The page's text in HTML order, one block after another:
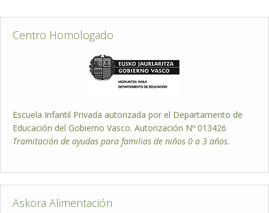
Centro Homologado
Escuela Infantil Privada autorizada por el Departamento de
Educación del Gobierno Vasco. Autorización Nº 013426
Tramitación de ayudas para familias de niños 0 a 3 años.
Askora Alimentación